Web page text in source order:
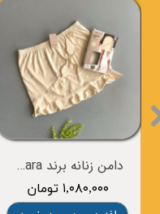
دامن زنانه برند esmara
۱,۱۸۰,۰۰۰ تومان